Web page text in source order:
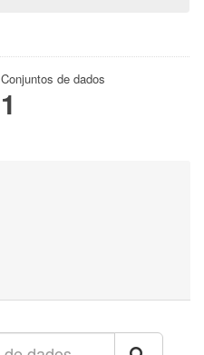
Conjuntos de dados
1